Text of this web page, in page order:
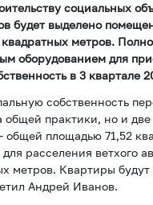
социальных
будет выделено
метров.
оборудованием для
в 3 квартале
собственность
общей практики, но и
общей площадью 71,52
расселения ветхого
метров. Квартиры будут
Андрей Иванов.